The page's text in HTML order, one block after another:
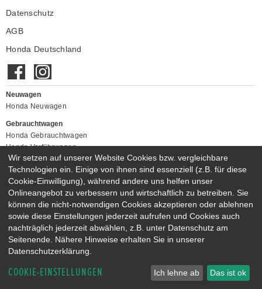
Datenschutz
AGB
Honda Deutschland
Neuwagen
Honda Neuwagen
Gebrauchtwagen
Honda Gebrauchtwagen
Honda Vorführwagen
Gesamtbestand
NEUWAGENMODELLE
HONDA JAZZ E:HEV
HONDA CIVIC E:HEV
HONDA PRELUDE E:HEV
HONDA HR-V E:HEV
HONDA ZR-V E:HEV
HONDA CR-V E:HEV & E:PHEV
Wir setzen auf unserer Website Cookies bzw. vergleichbare
Technologien ein. Einige von ihnen sind essenziell (z.B. für diese
Cookie-Einwilligung), während andere uns helfen unser
Onlineangebot zu verbessern und wirtschaftlich zu betreiben. Sie
können die nicht-notwendigen Cookies akzeptieren oder ablehnen
sowie diese Einstellungen jederzeit aufrufen und Cookies auch
nachträglich jederzeit abwählen, z.B. unter Datenschutz am
Seitenende. Nähere Hinweise erhalten Sie in unserer
Datenschutzerklärung.
COOKIE-EINSTELLUNGEN Ich lehne ab Das ist ok